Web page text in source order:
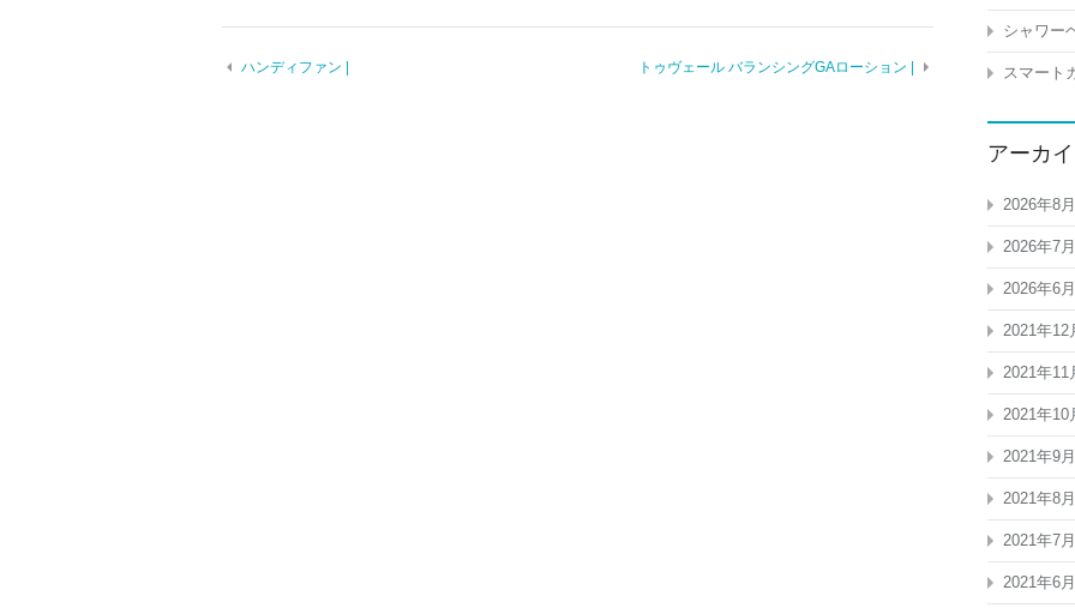
モ
ハンディファン | トゥヴェール バランシングGAローション |
シャワー
スマート
アーカ
2026年8月
2026年7月
2026年6月
2021年12
2021年11
2021年10
2021年9月
2021年8月
2021年7月
2021年6月